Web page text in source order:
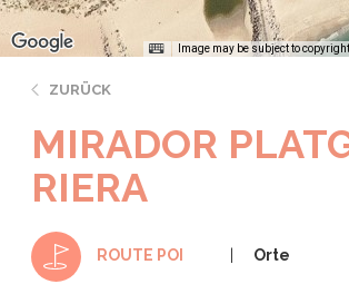
Image may be subject to copyright
ZURÜCK
MIRADOR
RIERA
ROUTE POI Orte